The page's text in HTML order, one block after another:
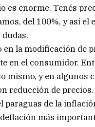
es enorme. Tenés
del 100%, y así el
la modificación de
en el consumidor.
mismo, y en algunos
reducción de precios.
paraguas de la
más